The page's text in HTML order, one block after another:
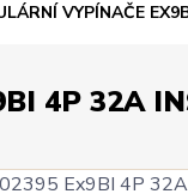
VYPÍNAČE
4P 32A